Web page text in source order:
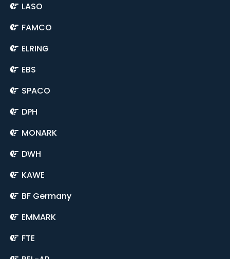
LASO
FAMCO
ELRING
EBS
SPACO
DPH
MONARK
DWH
KAWE
BF Germany
EMMARK
FTE